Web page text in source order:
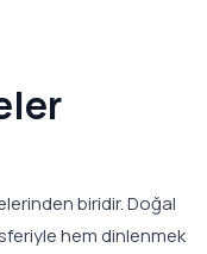
biridir. Doğal
hem dinlenmek